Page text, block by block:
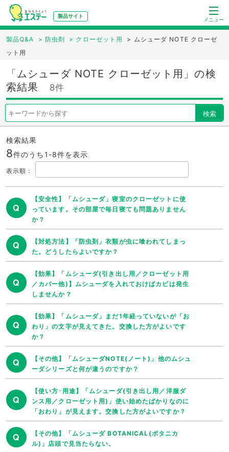
メニュー
製品サイト
製品Q&A > 防虫剤 > クローゼット用 > ムシューダ NOTE クローゼ
ット用
「ムシューダ NOTE クローゼット用」の検
索結果
8件
検索
検索結果
8件のうち1-8件を表示
表示順 ：
Q
【安全性】「ムシューダ」寝室のクローゼットに使
っています。その部屋で毎日寝ても問題ありません
か？
Q
【対処方法】「防虫剤」衣類が虫に喰われてしまっ
た。どうしたらよいですか？
Q
【効果】「ムシューダ(引き出し用／クローゼット用
／カバー他)】ムシューダを入れておけばカビは発生
しませんか？
Q
【効果】「ムシューダ」まだ1年経っていないが「お
わり」の文字が見えてきた。交換した方がよいです
か？
Q
【その他】「ムシューダNOTE(ノート)」他のムシュ
ーダシリーズと何が違うのですか？
Q
【使い方･用途】「ムシューダ(引き出し用／洋服ダ
ンス用／クローゼット用)」使い始めたばかりなのに
「おわり」が見えます。交換した方がよいですか？
Q
【その他】「ムシューダ BOTANICAL(ボタニカ
ル)」店頭で見当たらない。